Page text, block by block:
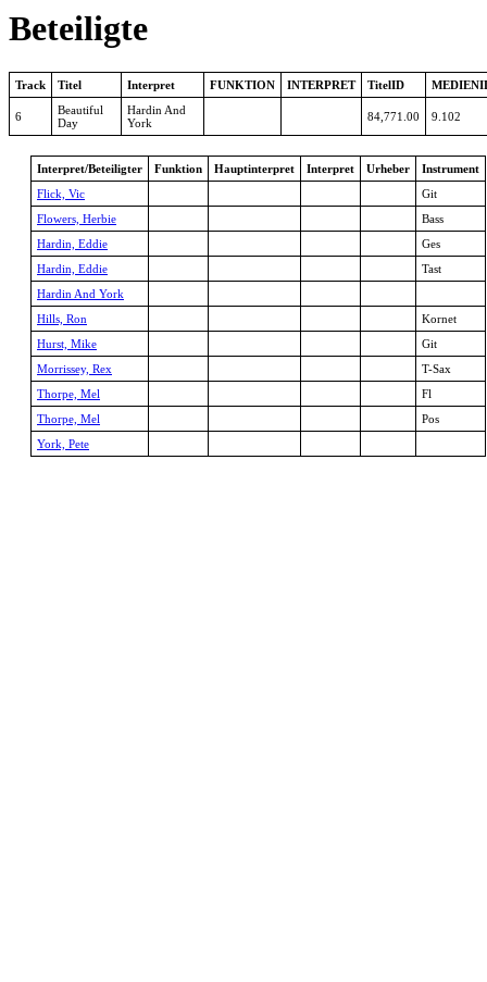
Beteiligte
Track Titel Interpret FUNKTION INTERPRET TitelID
6
Beautiful
Day
Hardin And
York
84,771.00 9.102
Interpret/Beteiligter Funktion Hauptinterpret Interpret Urheber
Instrument
Flick, Vic
Git
Flowers, Herbie
Bass
Hardin, Eddie
Ges
Hardin, Eddie
Tast
Hardin And York
Hills, Ron
Kornet
Hurst, Mike
Git
Morrissey, Rex
T-Sax
Thorpe, Mel
Fl
Thorpe, Mel
Pos
York, Pete